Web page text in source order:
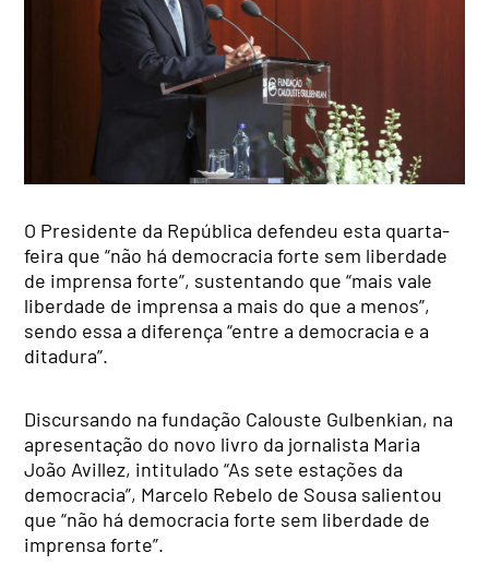
O Presidente da República defendeu esta quarta-
feira que “não há democracia forte sem liberdade
de imprensa forte”, sustentando que “mais vale
liberdade de imprensa a mais do que a menos”,
sendo essa a diferença “entre a democracia e a
ditadura”.
Discursando na fundação Calouste Gulbenkian, na
apresentação do novo livro da jornalista Maria
João Avillez, intitulado “As sete estações da
democracia”, Marcelo Rebelo de Sousa salientou
que “não há democracia forte sem liberdade de
imprensa forte”.